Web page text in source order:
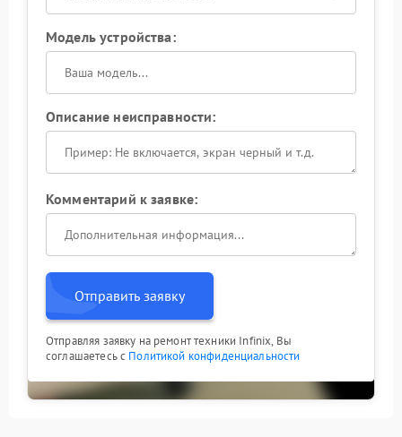
Модель устройства:
Описание неисправности:
Комментарий к заявке:
Отправить заявку
Отправляя заявку на ремонт техники Infinix, Вы
соглашаетесь с Политикой конфиденциальности